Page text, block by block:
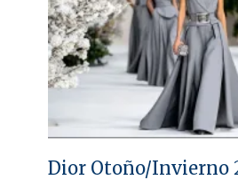
Dior Otoño/Invierno